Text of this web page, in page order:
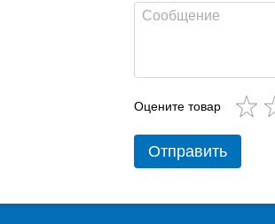
Оцените товар
Отправить